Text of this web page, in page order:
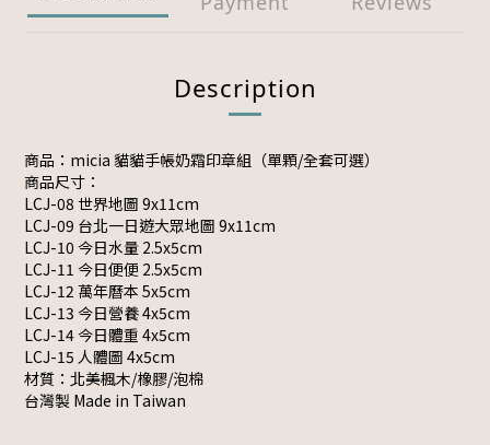
Description
商品：micia 貓貓手帳奶霜印章組（單顆/全套可選）
商品尺寸：
LCJ-08 世界地圖 9x11cm
LCJ-09 台北一日遊大眾地圖 9x11cm
LCJ-10 今日水量 2.5x5cm
LCJ-11 今日便便 2.5x5cm
LCJ-12 萬年曆本 5x5cm
LCJ-13 今日營養 4x5cm
LCJ-14 今日體重 4x5cm
LCJ-15 人體圖 4x5cm
材質：北美楓木/橡膠/泡棉
台灣製 Made in Taiwan